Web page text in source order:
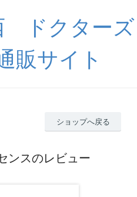
ドクターズ
販サイト
ショップへ戻る
ンスのレビュー